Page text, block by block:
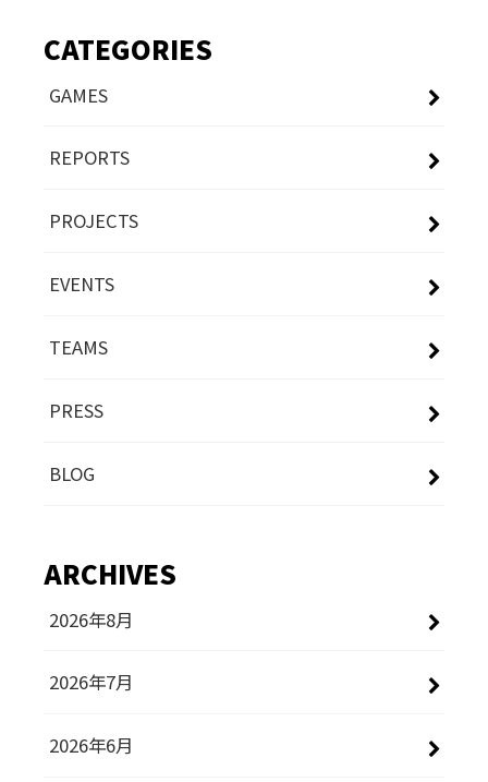
CATEGORIES
GAMES
REPORTS
PROJECTS
EVENTS
TEAMS
PRESS
BLOG
ARCHIVES
2026年8月
2026年7月
2026年6月